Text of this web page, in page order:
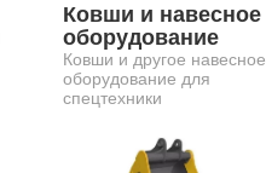
Ковши и навесное
оборудование
Ковши и другое навесное
оборудование для
спецтехники